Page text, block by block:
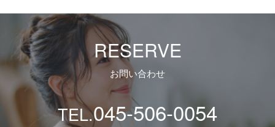
RESERVE
お問い合わせ
TEL.045-506-0054